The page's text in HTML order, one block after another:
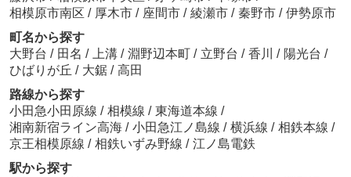
相模原市南区 / 厚木市 / 座間市 / 綾瀬市 / 秦野市 / 伊勢原市
町名から探す
大野台 / 田名 / 上溝 / 淵野辺本町 / 立野台 / 香川 / 陽光台 /
ひばりが丘 / 大鋸 / 高田
路線から探す
小田急小田原線 / 相模線 / 東海道本線 /
湘南新宿ライン高海 / 小田急江ノ島線 / 横浜線 / 相鉄本線 /
京王相模原線 / 相鉄いずみ野線 / 江ノ島電鉄
駅から探す